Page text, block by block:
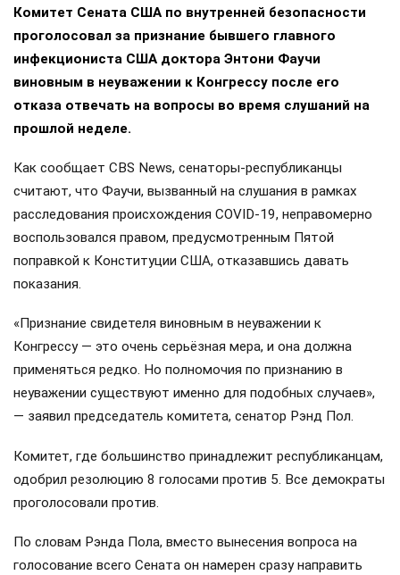
Комитет Сената США по внутренней безопасности
проголосовал за признание бывшего главного
инфекциониста США доктора Энтони Фаучи
виновным в неуважении к Конгрессу после его
отказа отвечать на вопросы во время слушаний на
прошлой неделе.
Как сообщает CBS News, сенаторы-республиканцы
считают, что Фаучи, вызванный на слушания в рамках
расследования происхождения COVID-19, неправомерно
воспользовался правом, предусмотренным Пятой
поправкой к Конституции США, отказавшись давать
показания.
«Признание свидетеля виновным в неуважении к
Конгрессу — это очень серьёзная мера, и она должна
применяться редко. Но полномочия по признанию в
неуважении существуют именно для подобных случаев»,
— заявил председатель комитета, сенатор Рэнд Пол.
Комитет, где большинство принадлежит республиканцам,
одобрил резолюцию 8 голосами против 5. Все демократы
проголосовали против.
По словам Рэнда Пола, вместо вынесения вопроса на
голосование всего Сената он намерен сразу направить